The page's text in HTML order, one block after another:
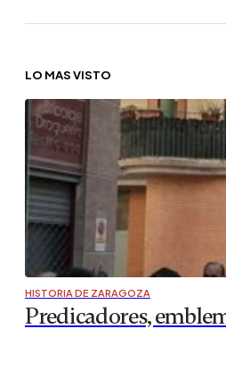
LO MÁS VISTO
HISTORIA DE ZARAGOZA
Predicadores,